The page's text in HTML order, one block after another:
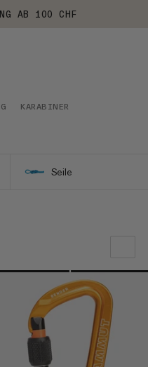
AB 100 CHF
KARABINER
Seile
UNSERE EMPFEHLUNG
NIEDRIGSTER PREIS
HÖCHSTER PREIS